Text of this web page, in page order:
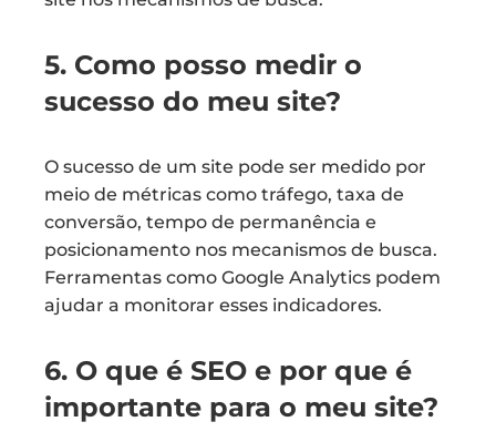
5. Como posso medir o
sucesso do meu site?
O sucesso de um site pode ser medido por
meio de métricas como tráfego, taxa de
conversão, tempo de permanência e
posicionamento nos mecanismos de busca.
Ferramentas como Google Analytics podem
ajudar a monitorar esses indicadores.
6. O que é SEO e por que é
importante para o meu site?